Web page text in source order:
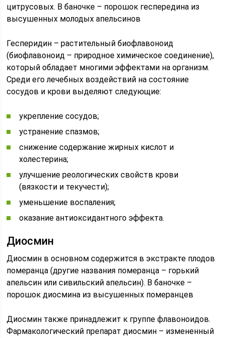
цитрусовых. В баночке – порошок геспередина из
высушенных молодых апельсинов
Гесперидин – растительный биофлавоноид
(биофлавоноид – природное химическое соединение),
который обладает многими эффектами на организм.
Среди его лечебных воздействий на состояние
сосудов и крови выделяют следующие:
укрепление сосудов;
устранение спазмов;
снижение содержание жирных кислот и
холестерина;
улучшение реологических свойств крови
(вязкости и текучести);
уменьшение воспаления;
оказание антиоксидантного эффекта.
Диосмин
Диосмин в основном содержится в экстракте плодов
померанца (другие названия померанца – горький
апельсин или сивильский апельсин). В баночке –
порошок диосмина из высушенных померанцев
Диосмин также принадлежит к группе флавоноидов.
Фармакологический препарат диосмин – измененный